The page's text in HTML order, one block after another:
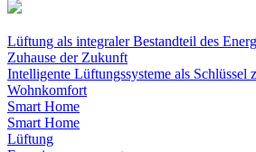
Lüftung als integraler Bestandteil des
Zuhause der Zukunft
Intelligente Lüftungssysteme als Schlüssel
Wohnkomfort
Smart Home
Smart Home
Lüftung